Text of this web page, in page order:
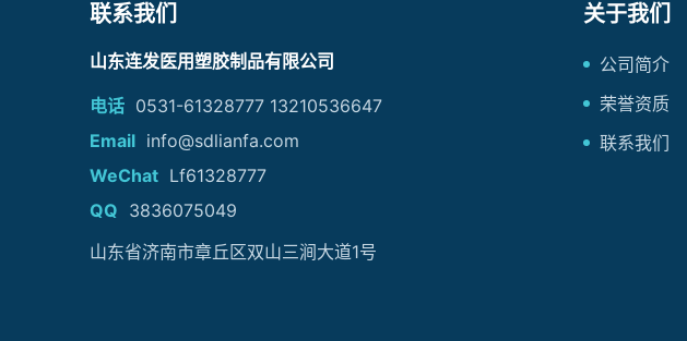
联系我们
山东连发医用塑胶制品有限公司
电话 0531-61328777 13210536647
Email info@sdlianfa.com
WeChat Lf61328777
QQ 3836075049
山东省济南市章丘区双山三涧大道1号
关于我们
公司简介
荣誉资质
联系我们